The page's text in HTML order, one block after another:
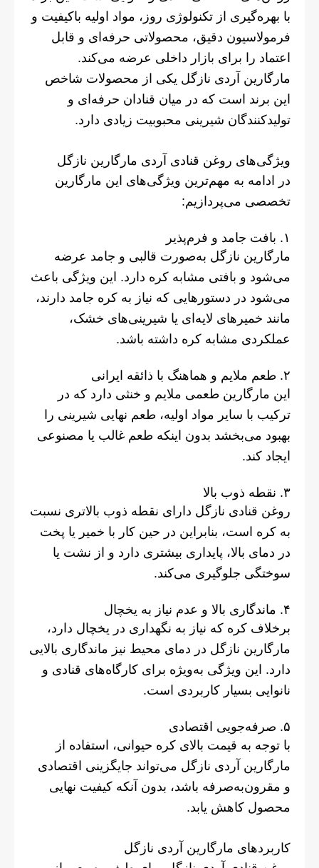
با بهره‌گیری از تکنولوژی روز، مواد اولیه باکیفیت و
فرمولاسیون دقیق، محصولاتی حرفه‌ای و قابل
اعتماد را برای بازار داخلی عرضه می‌کند.
مارگارین آردی نازگل یکی از محصولات شاخص
این برند است که در میان قنادان حرفه‌ای و
تولیدکنندگان شیرینی محبوبیت زیادی دارد.
ویژگی‌های روغن قنادی آردی مارگارین نازگل
در ادامه به مهم‌ترین ویژگی‌های این مارگارین
تخصصی می‌پردازیم:
۱. بافت جامد و فرم‌پذیر
مارگارین نازگل به‌صورت قالبی و جامد عرضه
می‌شود و بافتی مشابه کره دارد. این ویژگی باعث
می‌شود در دستورهایی که نیاز به کره جامد دارند،
مانند خمیرهای لایه‌ای یا شیرینی‌های خشک،
عملکردی مشابه کره داشته باشد.
۲. طعم ملایم و هماهنگ با ذائقه ایرانی
این مارگارین طعمی ملایم و خنثی دارد که در
ترکیب با سایر مواد اولیه، طعم نهایی شیرینی را
بهبود می‌بخشد بدون اینکه طعم غالب یا مصنوعی
ایجاد کند.
۳. نقطه ذوب بالا
روغن قنادی نازگل دارای نقطه ذوب بالاتری نسبت
به کره است، بنابراین در حین کار با خمیر یا پخت
در دمای بالا، پایداری بیشتری دارد و از نشت یا
سوختگی جلوگیری می‌کند.
۴. ماندگاری بالا و عدم نیاز به یخچال
برخلاف کره که نیاز به نگهداری در یخچال دارد،
مارگارین نازگل در دمای محیط نیز ماندگاری بالایی
دارد. این ویژگی به‌ویژه برای کارگاه‌های قنادی و
نانوایی بسیار کاربردی است.
۵. صرفه‌جویی اقتصادی
با توجه به قیمت بالای کره حیوانی، استفاده از
مارگارین آردی نازگل می‌تواند جایگزینی اقتصادی
و مقرون‌به‌صرفه باشد، بدون آنکه کیفیت نهایی
محصول کاهش یابد.
کاربردهای مارگارین آردی نازگل